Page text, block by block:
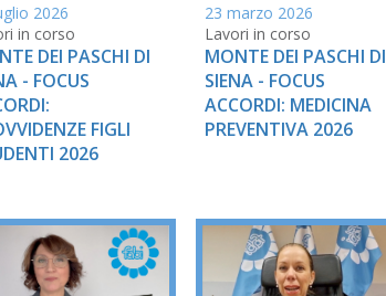
2026
in corso
DEI PASCHI DI
- FOCUS
FIGLI
2026
23 marzo 2026
Lavori in corso
MONTE DEI PASCHI DI
SIENA - FOCUS
ACCORDI: MEDICINA
PREVENTIVA 2026